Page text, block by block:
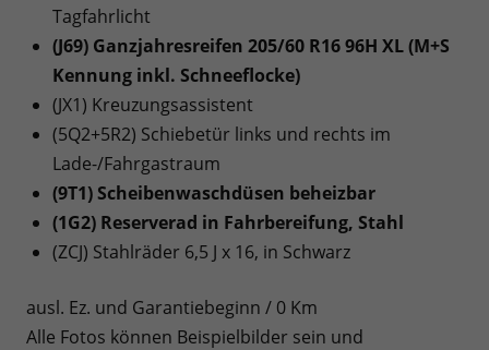
Tagfahrlicht
(J69) Ganzjahresreifen 205/60 R16 96H XL (M+S
Kennung inkl. Schneeflocke)
(JX1) Kreuzungsassistent
(5Q2+5R2) Schiebetür links und rechts im
Lade-/Fahrgastraum
(9T1) Scheibenwaschdüsen beheizbar
(1G2) Reserverad in Fahrbereifung, Stahl
(ZCJ) Stahlräder 6,5 J x 16, in Schwarz
ausl. Ez. und Garantiebeginn / 0 Km
Alle Fotos können Beispielbilder sein und